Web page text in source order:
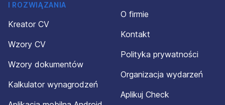
I ROZWIĄZANIA
Kreator CV
Wzory CV
Wzory dokumentów
Kalkulator wynagrodzeń
O firmie
Kontakt
Polityka prywatności
Organizacja wydarzeń
Aplikuj Check